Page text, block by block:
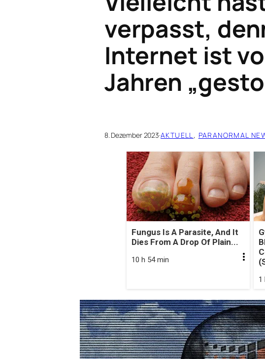
verpasst,
Internet ist
Jahren
8. Dezember 2023·AKTUELL, PARANORMAL
Fungus Is A Parasite, And It
Dies From A Drop Of Plain...
10 h 54 min
1